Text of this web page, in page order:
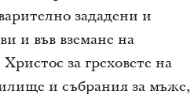
зададени и
и във вземане на
за греховете на
и събрания за мъже,